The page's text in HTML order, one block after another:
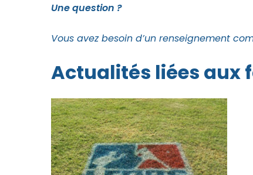
Une question ?
Vous avez besoin d’un renseignement
Actualités liées aux